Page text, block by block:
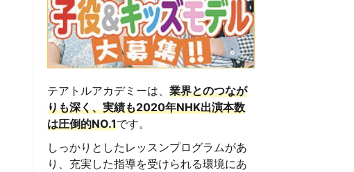
テアトルアカデミーは、 業界とのつなが
りも深く、実績も2020年NHK出演本数
は圧倒的NO.1です。
しっかりとしたレッスンプログラムがあ
り、充実した指導を受けられる環境にあ